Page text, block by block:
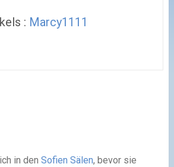
: Marcy1111
in den Sofien Sälen, bevor sie